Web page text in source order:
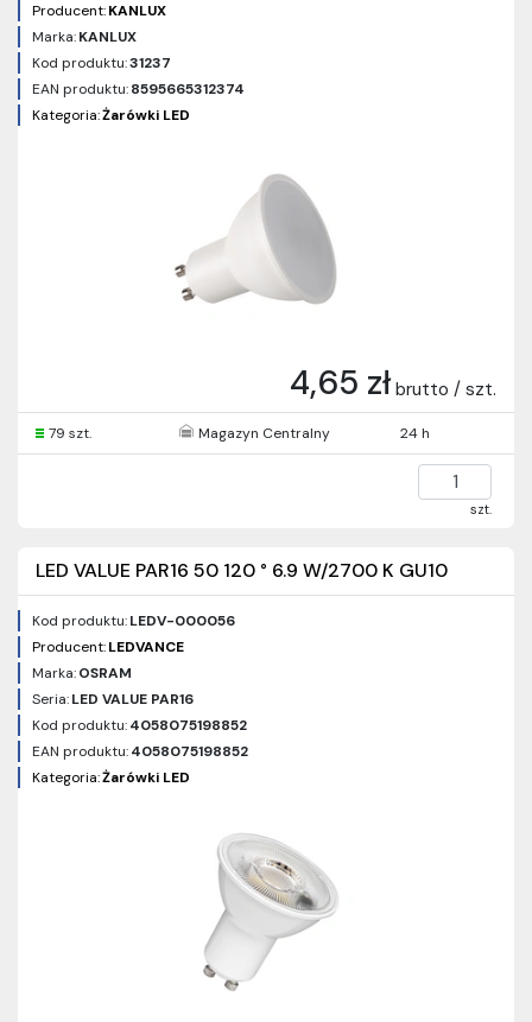
Producent:KANLUX
Marka:KANLUX
Kod produktu:31237
EAN produktu:8595665312374
Kategoria:Żarówki LED
4,65 zł brutto / szt.
79 szt. Magazyn Centralny 24 h
szt.
LED VALUE PAR16 50 120 ° 6.9 W/2700 K GU10
Kod produktu:LEDV-000056
Producent:LEDVANCE
Marka:OSRAM
Seria:LED VALUE PAR16
Kod produktu:4058075198852
EAN produktu:4058075198852
Kategoria:Żarówki LED